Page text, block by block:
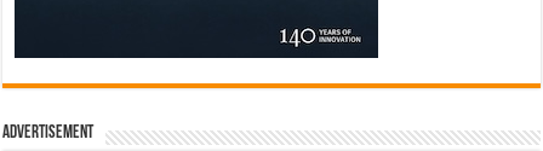
Advertisement